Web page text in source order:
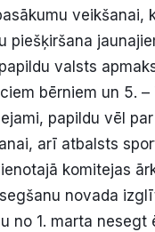
veikšanai,
piešķiršana
valsts
bērniem un 5.
papildu vēl
arī atbalsts
komitejas
novada
no 1. marta